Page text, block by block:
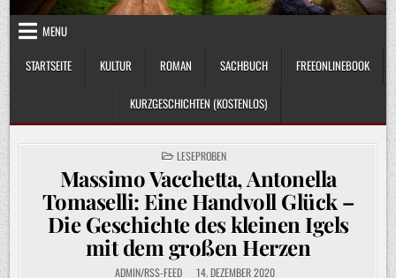
MENU
STARTSEITE
KULTUR ROMAN SACHBUCH FREEONLINEBOOK
KURZGESCHICHTEN (KOSTENLOS)
POSTED
IN
LESEPROBEN
Massimo Vacchetta, Antonella
Tomaselli: Eine Handvoll Glück –
Die Geschichte des kleinen Igels
mit dem großen Herzen
ADMIN/RSS-FEED 14. DEZEMBER 2020